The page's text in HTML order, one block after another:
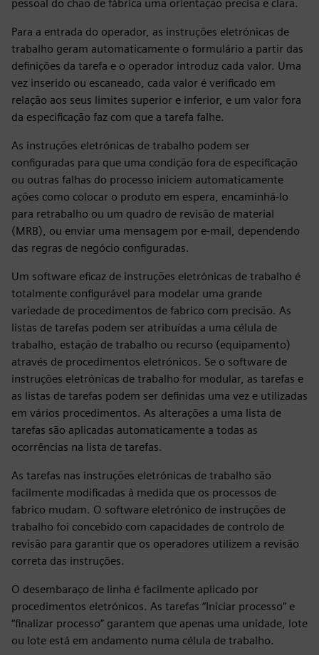
pessoal do chão de fábrica uma orientação precisa e clara.
Para a entrada do operador, as instruções eletrónicas de
trabalho geram automaticamente o formulário a partir das
definições da tarefa e o operador introduz cada valor. Uma
vez inserido ou escaneado, cada valor é verificado em
relação aos seus limites superior e inferior, e um valor fora
da especificação faz com que a tarefa falhe.
As instruções eletrónicas de trabalho podem ser
configuradas para que uma condição fora de especificação
ou outras falhas do processo iniciem automaticamente
ações como colocar o produto em espera, encaminhá-lo
para retrabalho ou um quadro de revisão de material
(MRB), ou enviar uma mensagem por e-mail, dependendo
das regras de negócio configuradas.
Um software eficaz de instruções eletrónicas de trabalho é
totalmente configurável para modelar uma grande
variedade de procedimentos de fabrico com precisão. As
listas de tarefas podem ser atribuídas a uma célula de
trabalho, estação de trabalho ou recurso (equipamento)
através de procedimentos eletrónicos. Se o software de
instruções eletrónicas de trabalho for modular, as tarefas e
as listas de tarefas podem ser definidas uma vez e utilizadas
em vários procedimentos. As alterações a uma lista de
tarefas são aplicadas automaticamente a todas as
ocorrências na lista de tarefas.
As tarefas nas instruções eletrónicas de trabalho são
facilmente modificadas à medida que os processos de
fabrico mudam. O software eletrónico de instruções de
trabalho foi concebido com capacidades de controlo de
revisão para garantir que os operadores utilizem a revisão
correta das instruções.
O desembaraço de linha é facilmente aplicado por
procedimentos eletrónicos. As tarefas “Iniciar processo” e
“finalizar processo” garantem que apenas uma unidade, lote
ou lote está em andamento numa célula de trabalho.